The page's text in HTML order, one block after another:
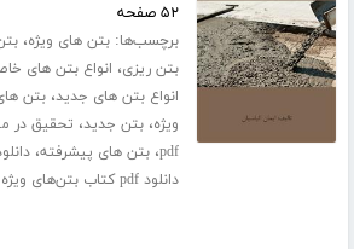
۵۲ صفحه
برچسب‌ها:بتن های ویژه،
بتن ریزی، انواع بتن های
انواع بتن های جدید،بتن
ویژه،بتن جدید، تحقیق در
pdf،بتن های پیشرفته،
دانلود pdf کتاب بتن‌های ویژه